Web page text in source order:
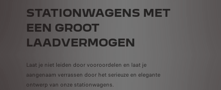
STATIONWAGENS MET
EEN GROOT
LAADVERMOGEN
Laat je niet leiden door vooroordelen en laat je
aangenaam verrassen door het serieuze en elegante
ontwerp van onze stationwagens.